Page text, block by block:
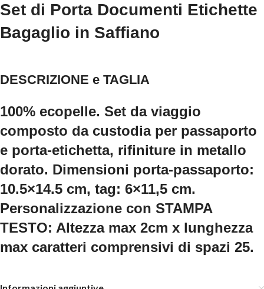
Set di Porta Documenti Etichette
Bagaglio in Saffiano
DESCRIZIONE e TAGLIA
100% ecopelle. Set da viaggio
composto da custodia per passaporto
e porta-etichetta, rifiniture in metallo
dorato. Dimensioni porta-passaporto:
10.5×14.5 cm, tag: 6×11,5 cm.
Personalizzazione con STAMPA
TESTO: Altezza max 2cm x lunghezza
max caratteri comprensivi di spazi 25.